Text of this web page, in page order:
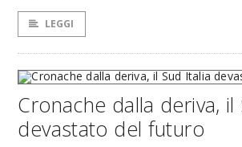
LEGGI
Cronache dalla deriva, il
devastato del futuro